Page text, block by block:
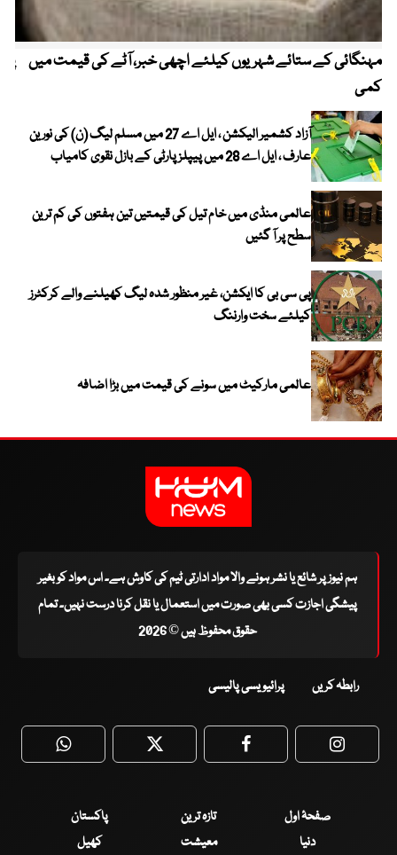
مہنگائی کے ستائے شہریوں کیلئے اچھی خبر، آٹے کی قیمت میں
کمی
آزاد کشمیر الیکشن ، ایل اے 27 میں مسلم لیگ (ن) کی نورین
عارف ، ایل اے 28 میں پیپلز پارٹی کے بازل نقوی کامیاب
عالمی منڈی میں خام تیل کی قیمتیں تین ہفتوں کی کم ترین
سطح پر آ گئیں
پی سی بی کا ایکشن، غیر منظور شدہ لیگ کھیلنے والے کرکٹرز
کیلئے سخت وارننگ
عالمی مارکیٹ میں سونے کی قیمت میں بڑا اضافہ
ہم نیوز پر شائع یا نشر ہونے والا مواد ادارتی ٹیم کی کاوش ہے۔ اس مواد کو بغیر
پیشگی اجازت کسی بھی صورت میں استعمال یا نقل کرنا درست نہیں۔ تمام
حقوق محفوظ ہیں © 2026
رابطہ کریں پرائیویسی پالیسی
WhatsApp Twitter Facebook
صفحۂ اول تازہ ترین
پاکستان
دنیا
معیشت کھیل